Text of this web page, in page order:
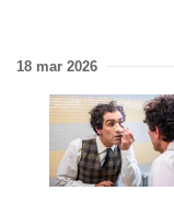
18 mar 2026